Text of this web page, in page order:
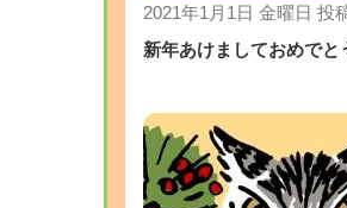
2021年1月1日 金曜日 投
新年あけましておめでと